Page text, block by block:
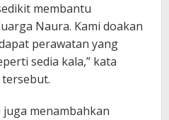
membantu
Naura. Kami doakan
perawatan yang
sedia kala,” kata
menambahkan